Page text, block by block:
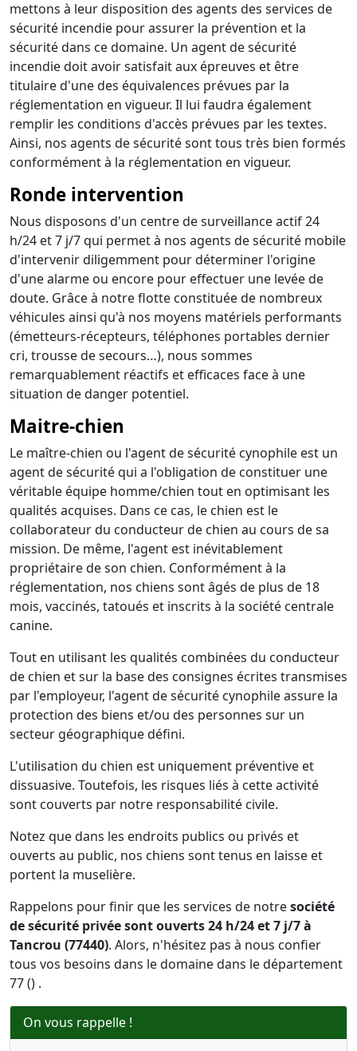
mettons à leur disposition des agents des services de
sécurité incendie pour assurer la prévention et la
sécurité dans ce domaine. Un agent de sécurité
incendie doit avoir satisfait aux épreuves et être
titulaire d'une des équivalences prévues par la
réglementation en vigueur. Il lui faudra également
remplir les conditions d'accès prévues par les textes.
Ainsi, nos agents de sécurité sont tous très bien formés
conformément à la réglementation en vigueur.
Ronde intervention
Nous disposons d'un centre de surveillance actif 24
h/24 et 7 j/7 qui permet à nos agents de sécurité mobile
d'intervenir diligemment pour déterminer l'origine
d'une alarme ou encore pour effectuer une levée de
doute. Grâce à notre flotte constituée de nombreux
véhicules ainsi qu'à nos moyens matériels performants
(émetteurs-récepteurs, téléphones portables dernier
cri, trousse de secours…), nous sommes
remarquablement réactifs et efficaces face à une
situation de danger potentiel.
Maitre-chien
Le maître-chien ou l'agent de sécurité cynophile est un
agent de sécurité qui a l'obligation de constituer une
véritable équipe homme/chien tout en optimisant les
qualités acquises. Dans ce cas, le chien est le
collaborateur du conducteur de chien au cours de sa
mission. De même, l'agent est inévitablement
propriétaire de son chien. Conformément à la
réglementation, nos chiens sont âgés de plus de 18
mois, vaccinés, tatoués et inscrits à la société centrale
canine.
Tout en utilisant les qualités combinées du conducteur
de chien et sur la base des consignes écrites transmises
par l'employeur, l'agent de sécurité cynophile assure la
protection des biens et/ou des personnes sur un
secteur géographique défini.
L'utilisation du chien est uniquement préventive et
dissuasive. Toutefois, les risques liés à cette activité
sont couverts par notre responsabilité civile.
Notez que dans les endroits publics ou privés et
ouverts au public, nos chiens sont tenus en laisse et
portent la muselière.
Rappelons pour finir que les services de notresociété
de sécurité privée sont ouverts 24 h/24 et 7 j/7 à
Tancrou (77440). Alors, n'hésitez pas à nous confier
tous vos besoins dans le domaine dans le département
77 () .
On vous rappelle !